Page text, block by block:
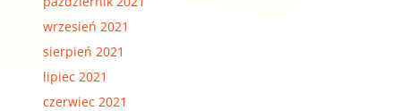
wrzesień 2021
sierpień 2021
lipiec 2021
czerwiec 2021